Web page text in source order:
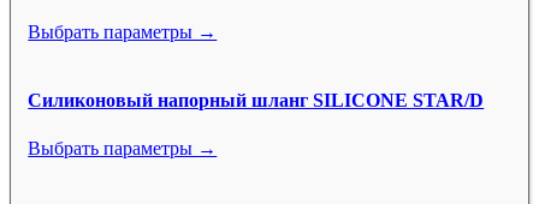
Выбрать параметры →
Силиконовый напорный шланг SILICONE STAR/D
Выбрать параметры →